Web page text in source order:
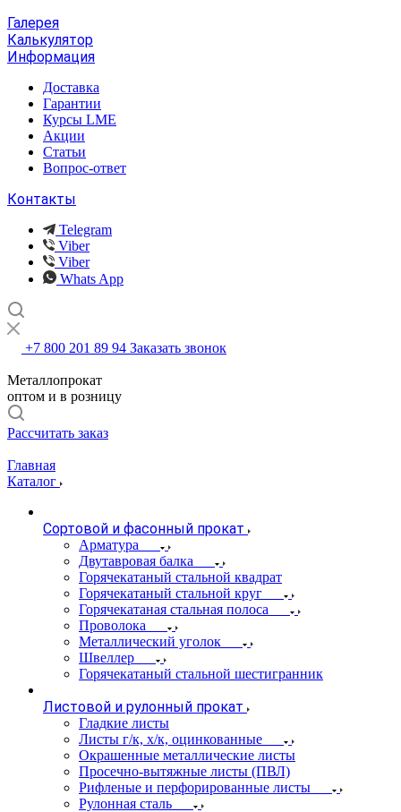
Галерея
Калькулятор
Информация
Доставка
Гарантии
Курсы LME
Акции
Статьи
Вопрос-ответ
Контакты
Telegram
Viber
Viber
Whats App
+7 800 201 89 94 Заказать звонок
Металлопрокат
оптом и в розницу
Рассчитать заказ
Главная
Каталог
Сортовой и фасонный прокат
Арматура
Двутавровая балка
Горячекатаный стальной квадрат
Горячекатаный стальной круг
Горячекатаная стальная полоса
Проволока
Металлический уголок
Швеллер
Горячекатаный стальной шестигранник
Листовой и рулонный прокат
Гладкие листы
Листы г/к, х/к, оцинкованные
Окрашенные металлические листы
Просечно-вытяжные листы (ПВЛ)
Рифленые и перфорированные листы
Рулонная сталь